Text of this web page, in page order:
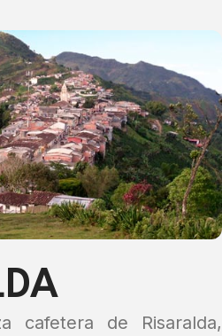
cafetera de Risaralda,